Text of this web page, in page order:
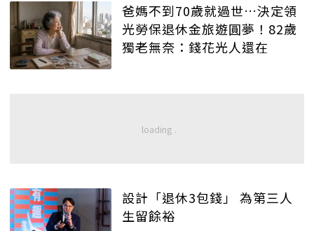
爸媽不到70歲就過世…決定領
光勞保退休金旅遊圓夢！82歲
獨老無奈：錢花光人還在
設計「退休3包錢」 為第三人
生留餘裕